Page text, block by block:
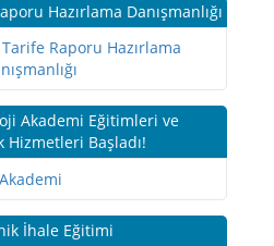
Hazırlama Danışmanlığı
Akademi Eğitimleri ve
Hizmetleri Başladı!
İhale Eğitimi